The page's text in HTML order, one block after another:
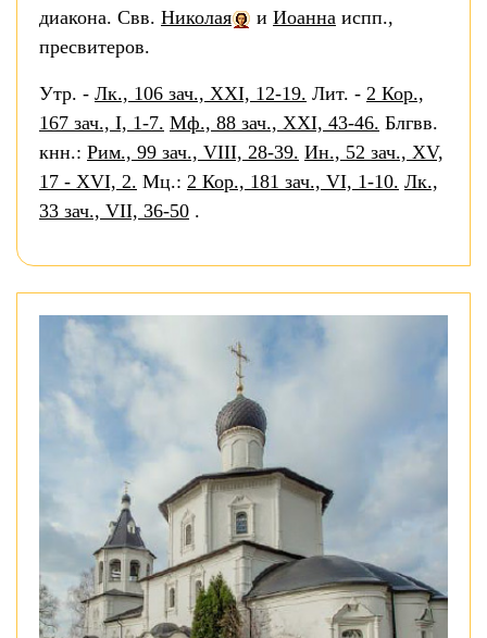
диакона. Свв. Николая и Иоанна испп.,
пресвитеров.
Утр. - Лк., 106 зач., XXI, 12-19. Лит. - 2 Кор.,
167 зач., I, 1-7. Мф., 88 зач., XXI, 43-46. Блгвв.
кнн.: Рим., 99 зач., VIII, 28-39. Ин., 52 зач., XV,
17 - XVI, 2. Мц.: 2 Кор., 181 зач., VI, 1-10. Лк.,
33 зач., VII, 36-50 .